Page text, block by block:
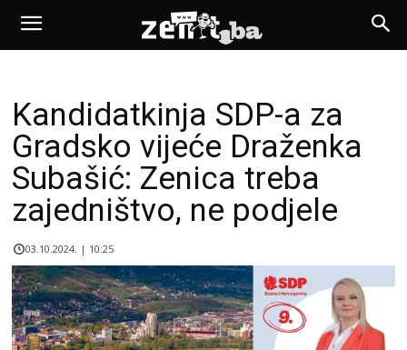
Kandidatkinja SDP-a za
Gradsko vijeće Draženka
Subašić: Zenica treba
zajedništvo, ne podjele
03.10.2024. | 10:25